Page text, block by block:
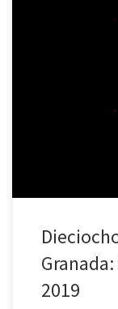
El festival Hocus
mayoría de edad.
más. La mezcla
han realizado en
2019